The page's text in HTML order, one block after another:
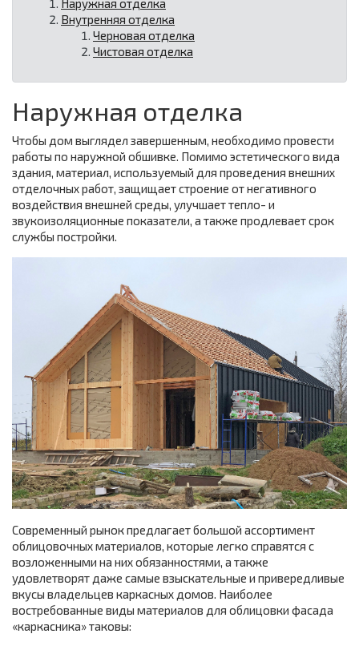
Наружная отделка
Внутренняя отделка
Черновая отделка
Чистовая отделка
Наружная отделка
Чтобы дом выглядел завершенным, необходимо провести
работы по наружной обшивке. Помимо эстетического вида
здания, материал, используемый для проведения внешних
отделочных работ, защищает строение от негативного
воздействия внешней среды, улучшает тепло- и
звукоизоляционные показатели, а также продлевает срок
службы постройки.
Современный рынок предлагает большой ассортимент
облицовочных материалов, которые легко справятся с
возложенными на них обязанностями, а также
удовлетворят даже самые взыскательные и привередливые
вкусы владельцев каркасных домов. Наиболее
востребованные виды материалов для облицовки фасада
«каркасника» таковы: